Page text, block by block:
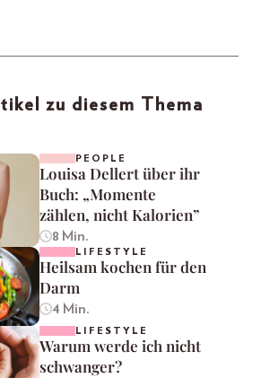
zu diesem Thema
PEOPLE
Louisa Dellert über ihr
Buch: „Momente
zählen, nicht Kalorien”
8 Min.
LIFESTYLE
Heilsam kochen für den
Darm
4 Min.
LIFESTYLE
Warum werde ich nicht
schwanger?